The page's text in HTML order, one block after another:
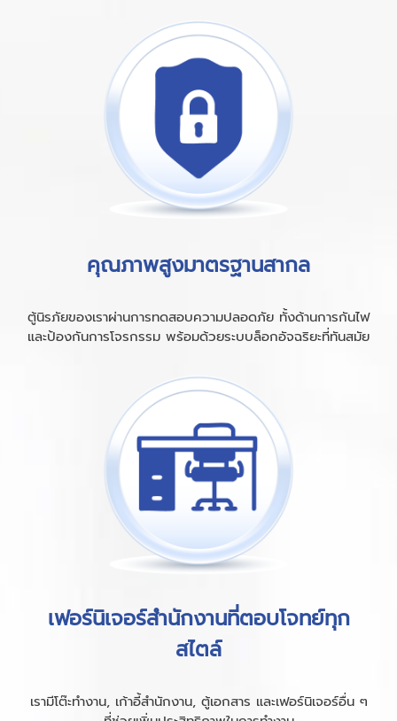
คุณภาพสูงมาตรฐานสากล
ตู้นิรภัยของเราผ่านการทดสอบความปลอดภัย ทั้งด้านการกันไฟ
และป้องกันการโจรกรรม พร้อมด้วยระบบล็อกอัจฉริยะที่ทันสมัย
เฟอร์นิเจอร์สำนักงานที่ตอบโจทย์ทุก
สไตล์
เรามีโต๊ะทำงาน, เก้าอี้สำนักงาน, ตู้เอกสาร และเฟอร์นิเจอร์อื่น ๆ